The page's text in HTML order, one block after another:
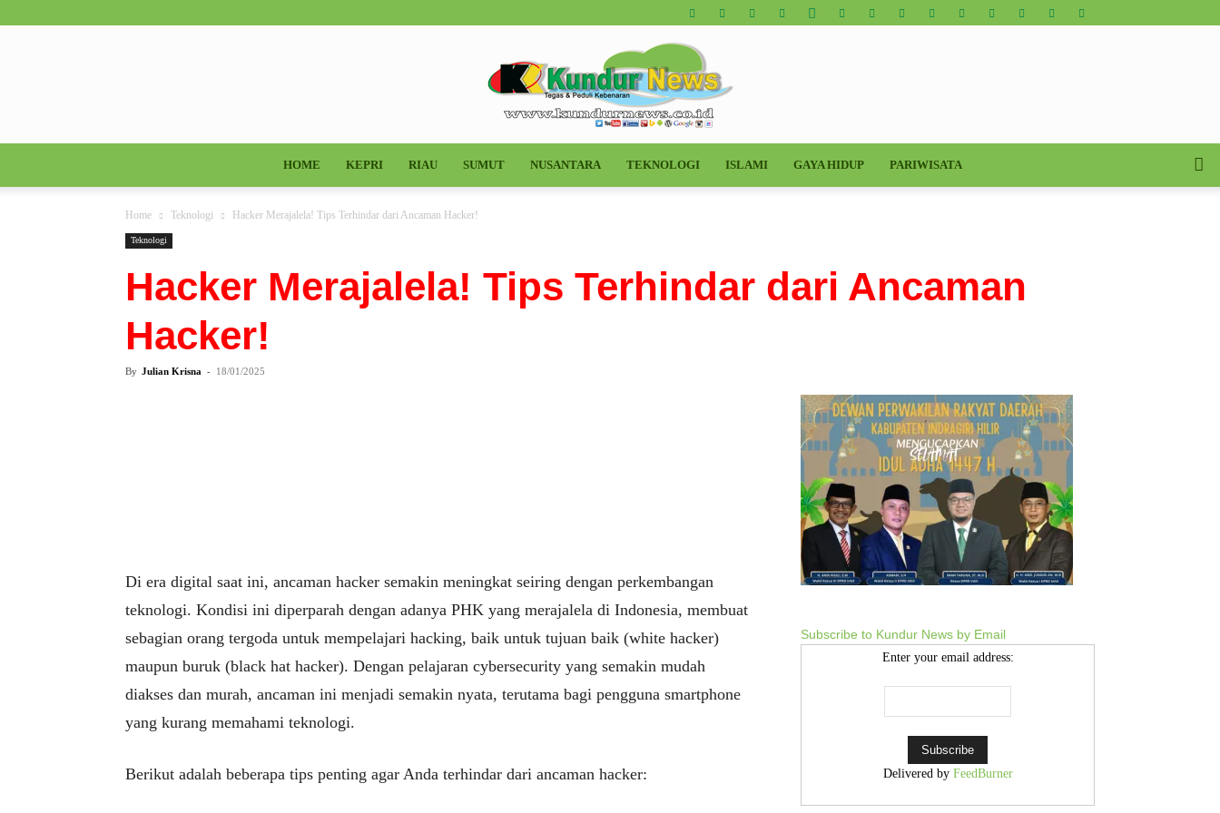
Kundur
News
HOME KEPRI RIAU SUMUT NUSANTARA TEKNOLOGI ISLAMI GAYA HIDUP PARIWISATA
Home Teknologi Hacker Merajalela! Tips Terhindar dari Ancaman Hacker!
Teknologi
Hacker Merajalela! Tips Terhindar dari Ancaman
Hacker!
By Julian Krisna - 18/01/2025
Di era digital saat ini, ancaman hacker semakin meningkat seiring dengan perkembangan
teknologi. Kondisi ini diperparah dengan adanya PHK yang merajalela di Indonesia, membuat
sebagian orang tergoda untuk mempelajari hacking, baik untuk tujuan baik (white hacker)
maupun buruk (black hat hacker). Dengan pelajaran cybersecurity yang semakin mudah
diakses dan murah, ancaman ini menjadi semakin nyata, terutama bagi pengguna smartphone
yang kurang memahami teknologi.
Berikut adalah beberapa tips penting agar Anda terhindar dari ancaman hacker:
Subscribe to Kundur News by Email
Enter your email address:
Delivered by FeedBurner